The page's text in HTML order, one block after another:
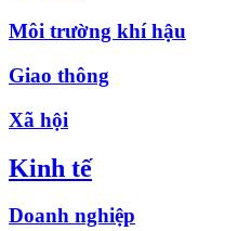
Môi trường khí hậu
Giao thông
Xã hội
Kinh tế
Doanh nghiệp